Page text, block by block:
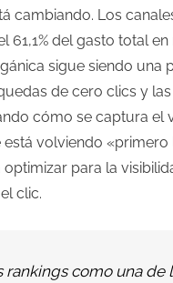
cambiando. Los
61,1% del gasto total
sigue siendo una
de cero clics y
cómo se captura el
volviendo «primero
optimizar para la
clic.
rankings como una de